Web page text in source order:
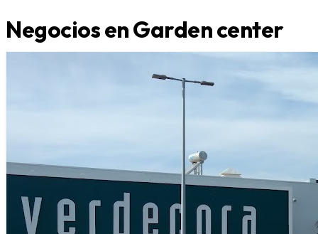
Negocios en Garden center